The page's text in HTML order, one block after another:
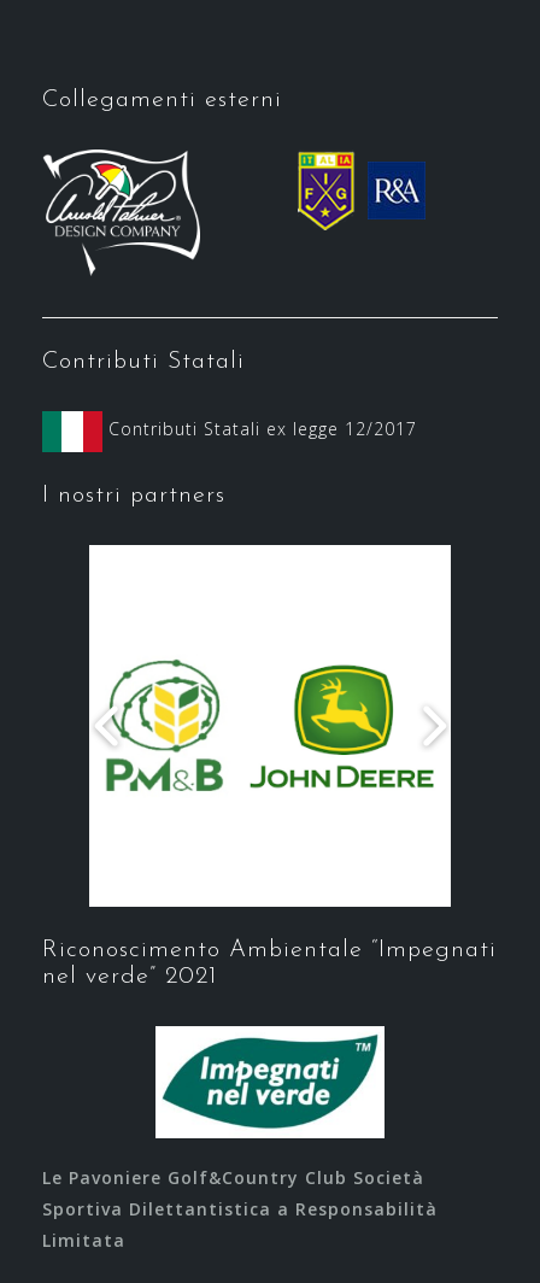
Collegamenti esterni
Contributi Statali
Contributi Statali ex legge 12/2017
I nostri partners
Riconoscimento Ambientale “Impegnati
nel verde” 2021
Le Pavoniere Golf&Country Club Società
Sportiva Dilettantistica a Responsabilità
Limitata